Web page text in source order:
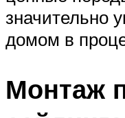
значительно
домом в
Монтаж